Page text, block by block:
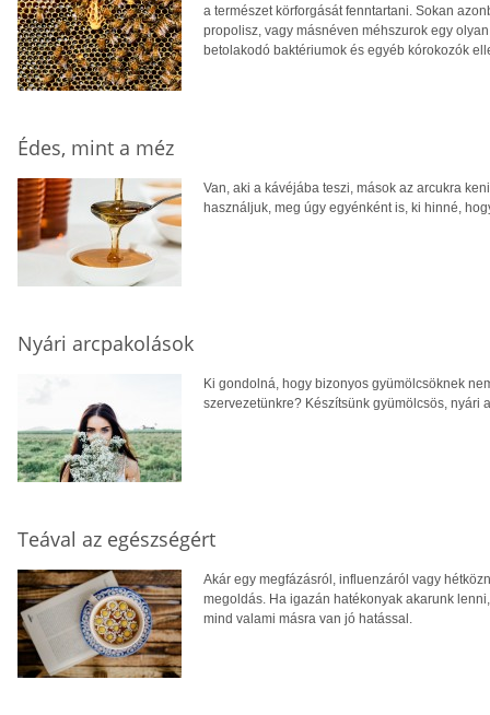
a természet körforgását fenntartani. Sokan
propolisz, vagy másnéven méhszurok egy
betolakodó baktériumok és egyéb kórokozók
Édes, mint a méz
Van, aki a kávéjába teszi, mások az arcukra
használjuk, meg úgy egyénként is, ki hinné,
Nyári arcpakolások
Ki gondolná, hogy bizonyos gyümölcsöknek
szervezetünkre? Készítsünk gyümölcsös, nyári
Teával az egészségért
Akár egy megfázásról, influenzáról vagy
megoldás. Ha igazán hatékonyak akarunk
mind valami másra van jó hatással.